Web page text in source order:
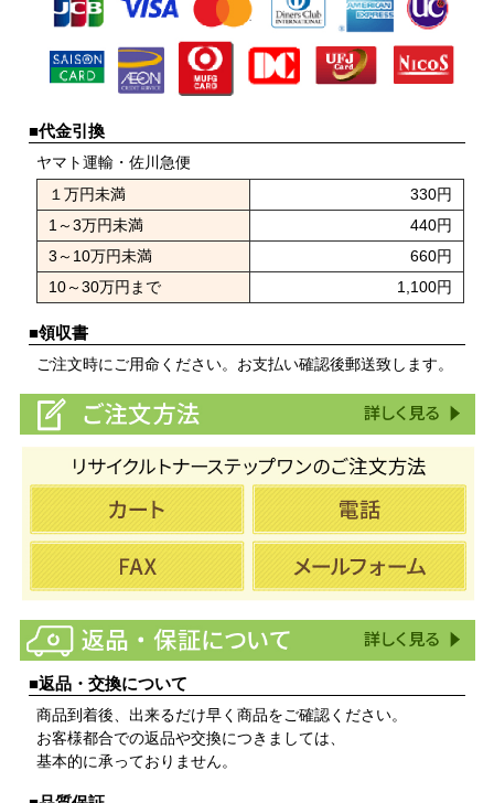
■代金引換
ヤマト運輸・佐川急便
１万円未満
330円
1～3万円未満
440円
3～10万円未満
660円
10～30万円まで
1,100円
■領収書
ご注文時にご用命ください。お支払い確認後郵送致します。
■返品・交換について
商品到着後、出来るだけ早く商品をご確認ください。
お客様都合での返品や交換につきましては、
基本的に承っておりません。